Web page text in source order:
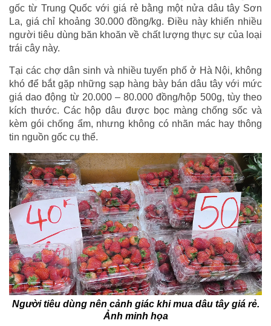
gốc từ Trung Quốc với giá rẻ bằng một nửa dâu tây Sơn
La, giá chỉ khoảng 30.000 đồng/kg. Điều này khiến nhiều
người tiêu dùng băn khoăn về chất lượng thực sự của loại
trái cây này.
Tại các chợ dân sinh và nhiều tuyến phố ở Hà Nội, không
khó để bắt gặp những sạp hàng bày bán dâu tây với mức
giá dao động từ 20.000 – 80.000 đồng/hộp 500g, tùy theo
kích thước. Các hộp dâu được bọc màng chống sốc và
kèm gói chống ẩm, nhưng không có nhãn mác hay thông
tin nguồn gốc cụ thể.
Người tiêu dùng nên cảnh giác khi mua dâu tây giá rẻ.
Ảnh minh họa